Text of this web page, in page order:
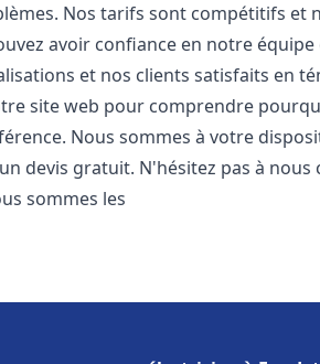
Nos tarifs sont compétitifs et
avoir confiance en notre équipe
et nos clients satisfaits en
site web pour comprendre
Nous sommes à votre
devis gratuit. N'hésitez pas à
sommes les